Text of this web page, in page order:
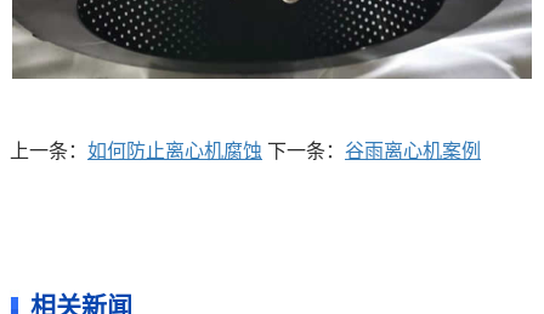
上一条： 如何防止离心机腐蚀 下一条： 谷雨离心机案例
相关新闻